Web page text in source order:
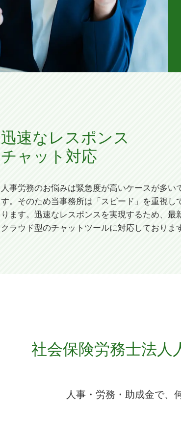
迅速なレスポンス
チャット対応
人事労務のお悩みは緊急度が高いケースが多い
す。そのため当事務所は「スピード」を重視し
ります。迅速なレスポンスを実現するため、最
クラウド型のチャットツールに対応しておりま
社会保険労務士法人
人事・労務・助成金で、